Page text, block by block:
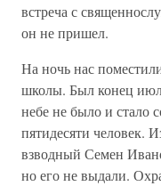
встреча с
он не пришел.
На ночь нас
школы. Был конец
небе не было и стало
пятидесяти человек.
взводный Семен
но его не выдали.